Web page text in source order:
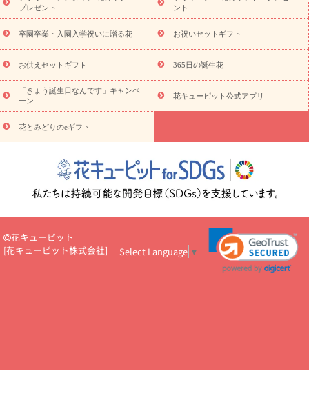
お祝い
お供え・お悔やみ 花とセットギフト
セミオーダー
プチギフト（hanamore -ハナモア-）
花とみどりのeギフト
キューピットのeGfit
カラー ピンク イエローオレンジ
レッ
ド
お花の種類 トルコキキョウ
お祝い お祝い・3000円～ お祝い・4000円～
お祝い・
5000円～
お祝い・7000円～ お祝い・ 10000円～
お供え・お
悔やみ
円～
お供え・お悔やみ・
読み物
いのマナー
定年退職祝いのマナー
お祝いを贈るときのマナー・
花キューピットのお祝いコラム一覧
誕生日のお花を「色
彩心理学」で選ぶ方法
結婚祝いの予算相場
出産祝いお役立ち情
ール
新築引っ越し祝いコラム お祝い花のマナー総まとめ
職
場上司や先輩へ贈るお祝い花の正解は？
開店祝いの花 選び方ガイ
あり)
花キューピット×専門家
CO2排出量削減 / SDGsを考える
プレゼント
ント
卒園卒業・入園入学祝いに贈る花 お祝いセットギフト
お供えセットギフト 365日の誕生花
「きょう誕生日なんです」キャンペ
ーン
花キューピット公式アプリ
花とみどりのeギフト
花キューピット
[花キューピット株式会社] Select Language ▼